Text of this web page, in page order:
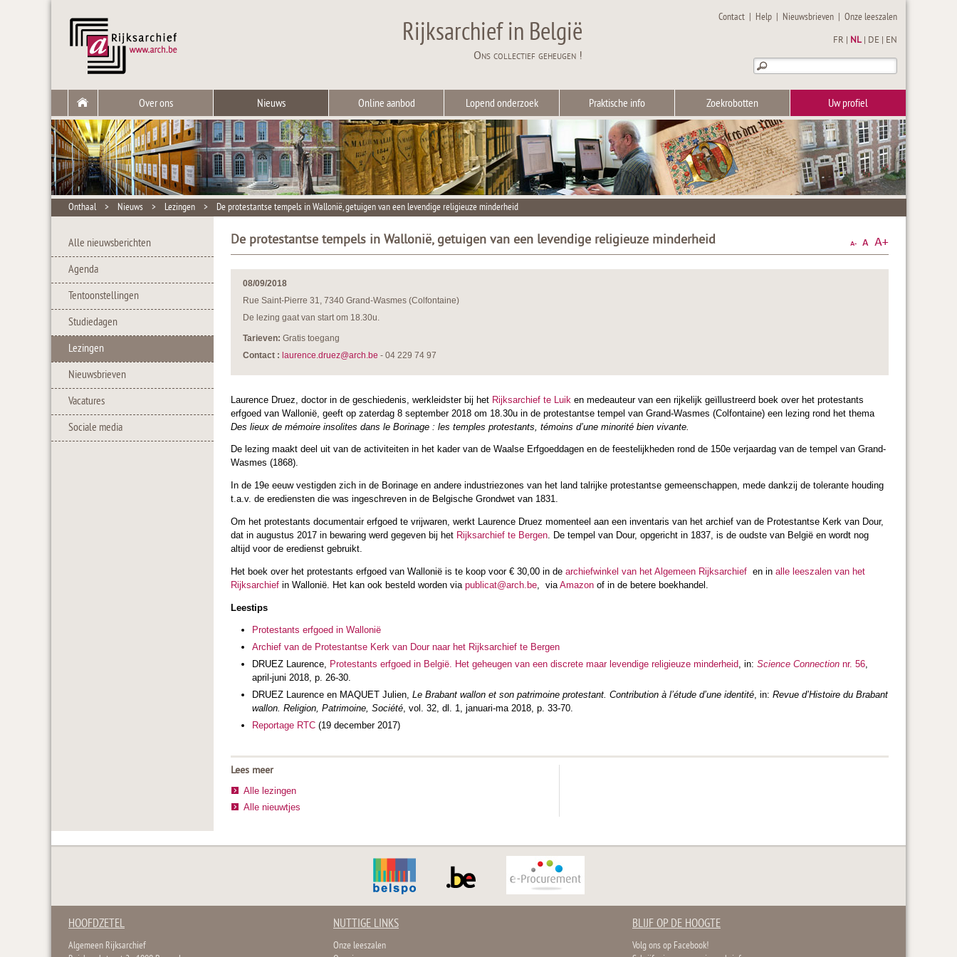
Rijksarchief in België
Ons collectief geheugen !
Contact | Help | Nieuwsbrieven |Onze leeszalen
FR NL DE EN
Over ons Nieuws Online aanbod Lopend onderzoek Praktische info Zoekrobotten Uw profiel
Onthaal > Nieuws > Lezingen > De protestantse tempels in Wallonië, getuigen van een levendige religieuze minderheid
Alle nieuwsberichten
Agenda
Tentoonstellingen
Studiedagen
Lezingen
Nieuwsbrieven
Vacatures
Sociale media
De protestantse tempels in Wallonië, getuigen van een levendige religieuze minderheid
08/09/2018
Rue Saint-Pierre 31, 7340 Grand-Wasmes (Colfontaine)
De lezing gaat van start om 18.30u.
Tarieven: Gratis toegang
Contact : laurence.druez@arch.be - 04 229 74 97
Laurence Druez, doctor in de geschiedenis, werkleidster bij het Rijksarchief te Luik en medeauteur van een rijkelijk geïllustreerd boek over het protestants
erfgoed van Wallonië, geeft op zaterdag 8 september 2018 om 18.30u in de protestantse tempel van Grand-Wasmes (Colfontaine) een lezing rond het thema
Des lieux de mémoire insolites dans le Borinage : les temples protestants, témoins d’une minorité bien vivante.
De lezing maakt deel uit van de activiteiten in het kader van de Waalse Erfgoeddagen en de feestelijkheden rond de 150e verjaardag van de tempel van Grand-
Wasmes (1868).
In de 19e eeuw vestigden zich in de Borinage en andere industriezones van het land talrijke protestantse gemeenschappen, mede dankzij de tolerante houding
t.a.v. de erediensten die was ingeschreven in de Belgische Grondwet van 1831.
Om het protestants documentair erfgoed te vrijwaren, werkt Laurence Druez momenteel aan een inventaris van het archief van de Protestantse Kerk van Dour,
dat in augustus 2017 in bewaring werd gegeven bij het Rijksarchief te Bergen . De tempel van Dour, opgericht in 1837, is de oudste van België en wordt nog
altijd voor de eredienst gebruikt.
Het boek over het protestants erfgoed van Wallonië is te koop voor € 30,00 in de archiefwinkel van het Algemeen Rijksarchief en in alle leeszalen van het
Rijksarchief in Wallonië. Het kan ook besteld worden via publicat@arch.be , via Amazon of in de betere boekhandel.
Leestips
Protestants erfgoed in Wallonië
Archief van de Protestantse Kerk van Dour naar het Rijksarchief te Bergen
DRUEZ Laurence, Protestants erfgoed in België. Het geheugen van een discrete maar levendige religieuze minderheid, in: Science Connection nr. 56,
april-juni 2018, p. 26-30.
DRUEZ Laurence en MAQUET Julien, Le Brabant wallon et son patrimoine protestant. Contribution à l’étude d’une identité, in: Revue d’Histoire du Brabant
wallon. Religion, Patrimoine, Société, vol. 32, dl. 1, januari-ma 2018, p. 33-70.
Reportage RTC (19 december 2017)
Lees meer
Alle lezingen
Alle nieuwtjes
HOOFDZETEL
Algemeen Rijksarchief
NUTTIGE LINKS
Onze leeszalen
BLIJF OP DE HOOGTE
Volg ons op Facebook!